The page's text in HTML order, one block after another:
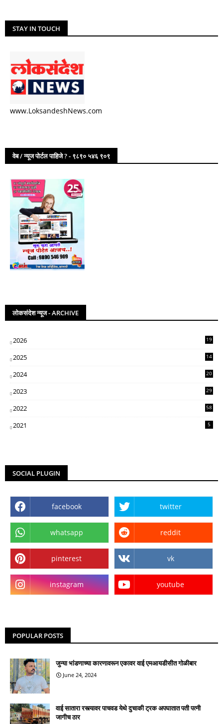
STAY IN TOUCH
www.LoksandeshNews.com
वेब / न्यूज पोर्टल पाहिजे ? - ९८९० ५४६ ९०९
लोकसंदेश न्यूज - ARCHIVE
2026 19
2025
14
2024
20
2023
29
2022
58
2021 5
SOCIAL PLUGIN
facebook twitter
whatsapp reddit
pinterest vk
instagram youtube
POPULAR POSTS
जुन्या भांडणाच्या कारणावरून एकावर वाई एमआयडीसीत गोळीबार
June 24, 2024
वाई सातारा रस्त्यावर पाचवड येथे दुचाकी ट्रक अपघातात पती पत्नी
जागीच ठार